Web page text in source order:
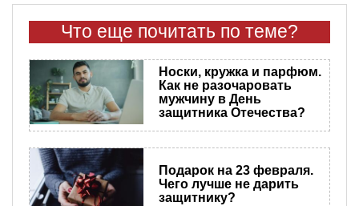
Что еще почитать по теме?
Носки, кружка и парфюм.
Как не разочаровать
мужчину в День
защитника Отечества?
Подарок на 23 февраля.
Чего лучше не дарить
защитнику?